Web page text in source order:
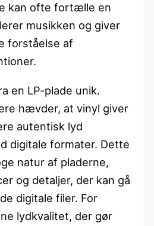
kan ofte fortælle en
musikken og giver
forståelse af
en LP-plade unik.
hævder, at vinyl giver
autentisk lyd
digitale formater. Dette
natur af pladerne,
og detaljer, der kan gå
digitale filer. For
lydkvalitet, der gør